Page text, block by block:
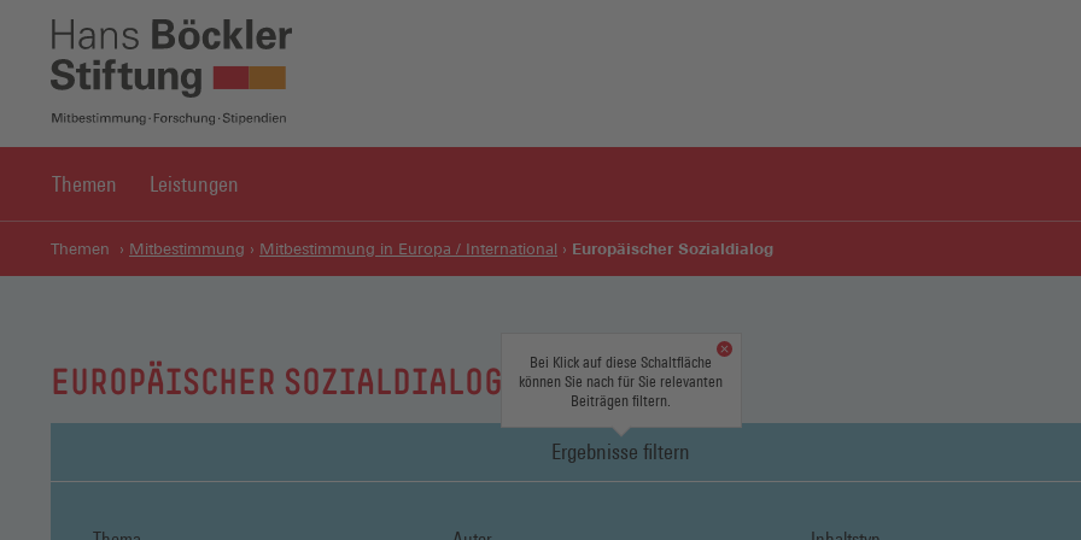
Themen Leistungen
Themen Mitbestimmung Mitbestimmung in Europa / International Europäischer Sozialdialog
EUROPÄISCHER SOZIALDIALOG
Ergebnisse filtern
Bei Klick auf diese Schaltfläche
können Sie nach für Sie relevanten
Beiträgen filtern.